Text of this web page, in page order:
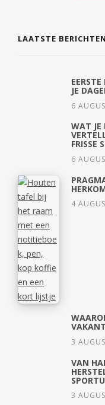
LAATSTE BERICHTEN
JE
6
WAT JE
FRISSE
6
4
3
VAN
3